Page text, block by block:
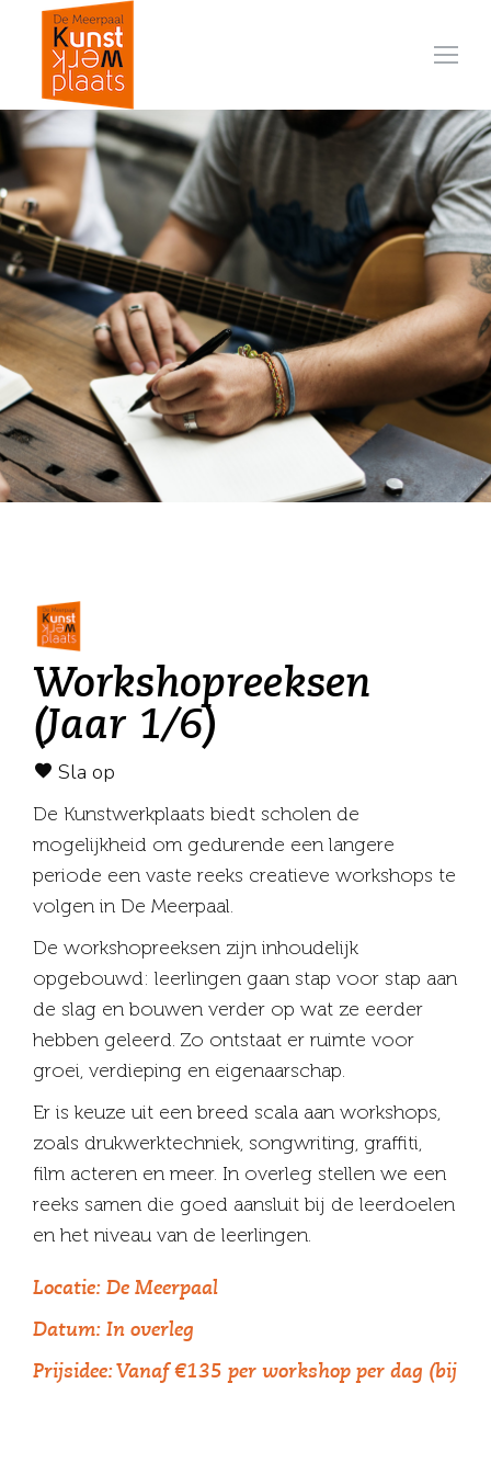
Workshopreeksen
(Jaar 1/6)
Sla op
De Kunstwerkplaats biedt scholen de
mogelijkheid om gedurende een langere
periode een vaste reeks creatieve workshops te
volgen in De Meerpaal.
De workshopreeksen zijn inhoudelijk
opgebouwd: leerlingen gaan stap voor stap aan
de slag en bouwen verder op wat ze eerder
hebben geleerd. Zo ontstaat er ruimte voor
groei, verdieping en eigenaarschap.
Er is keuze uit een breed scala aan workshops,
zoals drukwerktechniek, songwriting, graffiti,
film acteren en meer. In overleg stellen we een
reeks samen die goed aansluit bij de leerdoelen
en het niveau van de leerlingen.
Locatie: De Meerpaal
Datum: In overleg
Prijsidee:Vanaf €135 per workshop per dag (bij